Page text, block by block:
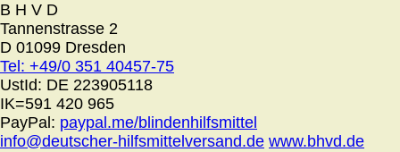
B H V D
Tannenstrasse 2
D 01099 Dresden
Tel: +49/0 351 40457-75
UstId: DE 223905118
IK=591 420 965
PayPal: paypal.me/blindenhilfsmittel
info@deutscher-hilfsmittelversand.de www.bhvd.de